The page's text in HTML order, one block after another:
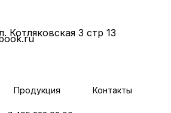
Котляковская 3 стр 13
Продукция Контакты